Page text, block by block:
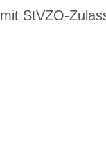
mit StVZO-